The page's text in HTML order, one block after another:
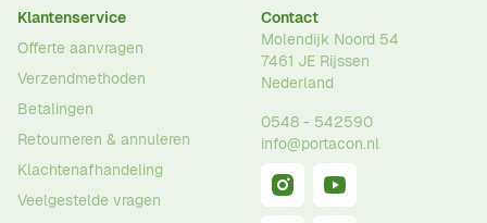
Klantenservice
Offerte aanvragen
Verzendmethoden
Betalingen
Retourneren & annuleren
Klachtenafhandeling
Veelgestelde vragen
Contact
Molendijk Noord 54
7461 JE Rijssen
Nederland
0548 - 542590
info@portacon.nl